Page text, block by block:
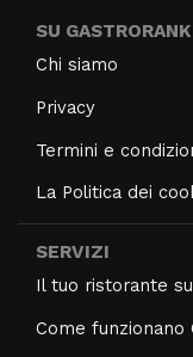
SU
Chi siamo
Privacy
Termini e
La Politica dei
SERVIZI
Il tuo ristorante
Come funzionano